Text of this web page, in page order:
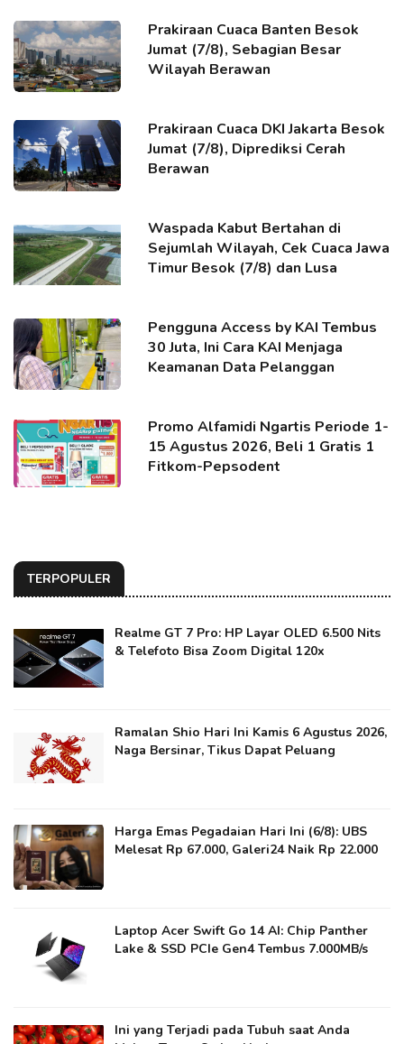
Prakiraan Cuaca Banten Besok
Jumat (7/8), Sebagian Besar
Wilayah Berawan
Prakiraan Cuaca DKI Jakarta Besok
Jumat (7/8), Diprediksi Cerah
Berawan
Waspada Kabut Bertahan di
Sejumlah Wilayah, Cek Cuaca Jawa
Timur Besok (7/8) dan Lusa
Pengguna Access by KAI Tembus
30 Juta, Ini Cara KAI Menjaga
Keamanan Data Pelanggan
Promo Alfamidi Ngartis Periode 1-
15 Agustus 2026, Beli 1 Gratis 1
Fitkom-Pepsodent
TERPOPULER
Realme GT 7 Pro: HP Layar OLED 6.500 Nits
& Telefoto Bisa Zoom Digital 120x
Ramalan Shio Hari Ini Kamis 6 Agustus 2026,
Naga Bersinar, Tikus Dapat Peluang
Harga Emas Pegadaian Hari Ini (6/8): UBS
Melesat Rp 67.000, Galeri24 Naik Rp 22.000
Laptop Acer Swift Go 14 AI: Chip Panther
Lake & SSD PCIe Gen4 Tembus 7.000MB/s
Ini yang Terjadi pada Tubuh saat Anda